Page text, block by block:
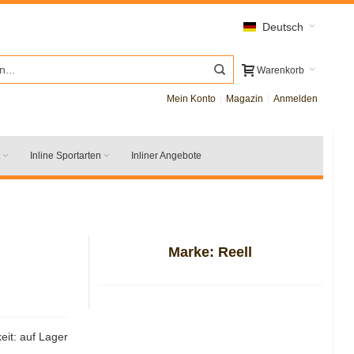
Deutsch
Warenkorb
Mein Konto Magazin Anmelden
Inline Sportarten Inliner Angebote
auf Lager
Marke: Reell